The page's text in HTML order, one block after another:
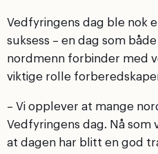
Vedfyringens dag ble nok
suksess – en dag som
nordmenn forbinder med
viktige rolle
– Vi opplever at mange
Vedfyringens dag. Nå som
at dagen har blitt en god